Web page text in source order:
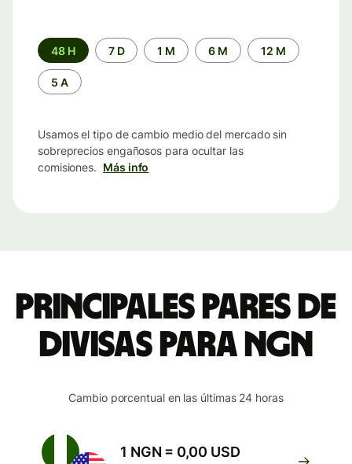
Periodo
de
tiempo
48 H 7 D 1 M 6 M 12 M
5 A
Usamos el tipo de cambio medio del mercado sin
sobreprecios engañosos para ocultar las
comisiones. Más info
Principales pares de
divisas para NGN
Cambio porcentual en las últimas 24 horas
1 NGN = 0,00 USD